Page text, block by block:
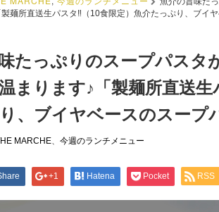
麺所直送生パスタ‼︎（10食限定）魚介たっぷり、ブイヤ
たっぷりのスープパスタ
まります♪「製麺所直送
、ブイヤベースのスープ
MARCHE、 今週のランチメニュー
+1 Hatena Pocket RSS